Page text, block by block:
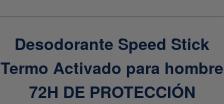
Desodorante Speed Stick
Termo Activado para hombre
72H DE PROTECCIÓN